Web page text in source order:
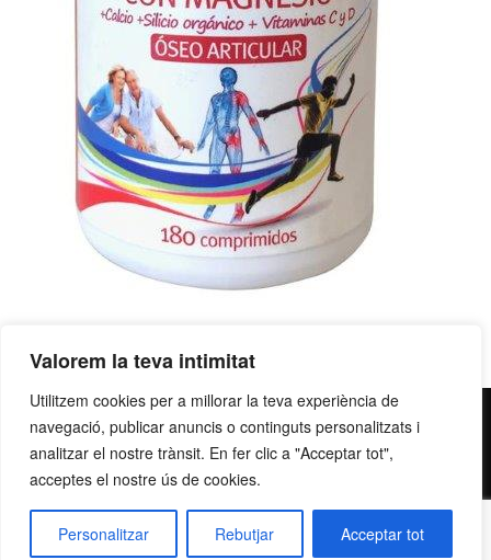
Valorem la teva intimitat
Utilitzem cookies per a millorar la teva experiència de
navegació, publicar anuncis o continguts personalitzats i
analitzar el nostre trànsit. En fer clic a "Acceptar tot",
acceptes el nostre ús de cookies.
Personalitzar Rebutjar Acceptar tot
contacte@grupllobet.com| Política de privacitat|Donar-
me de baixa| T. 93 878 80 78 | Ctra. Manresa a Berga km
2,7 | 08272 Sant Fruitós de Bages